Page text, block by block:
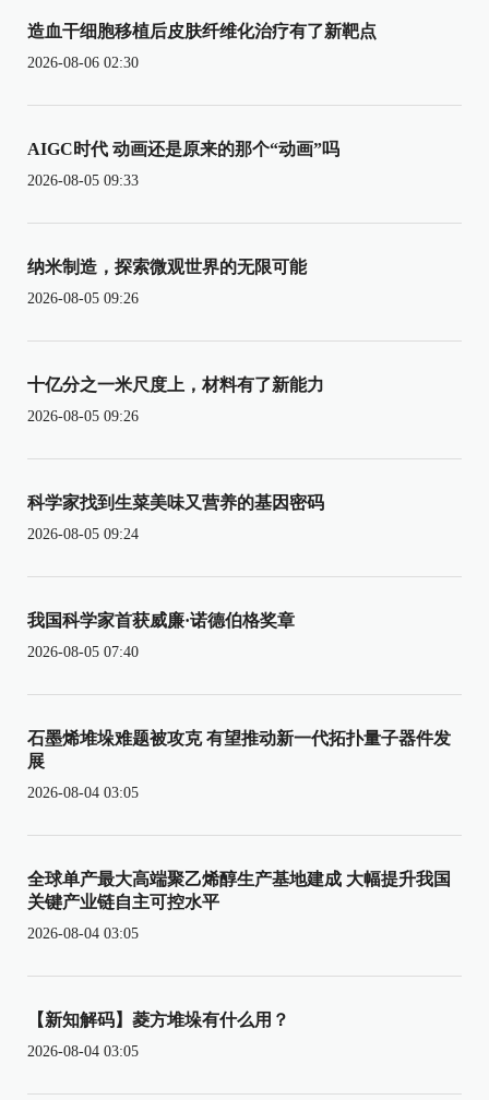
造血干细胞移植后皮肤纤维化治疗有了新靶点
2026-08-06 02:30
AIGC时代 动画还是原来的那个“动画”吗
2026-08-05 09:33
纳米制造，探索微观世界的无限可能
2026-08-05 09:26
十亿分之一米尺度上，材料有了新能力
2026-08-05 09:26
科学家找到生菜美味又营养的基因密码
2026-08-05 09:24
我国科学家首获威廉·诺德伯格奖章
2026-08-05 07:40
石墨烯堆垛难题被攻克 有望推动新一代拓扑量子器件发
展
2026-08-04 03:05
全球单产最大高端聚乙烯醇生产基地建成 大幅提升我国
关键产业链自主可控水平
2026-08-04 03:05
【新知解码】菱方堆垛有什么用？
2026-08-04 03:05